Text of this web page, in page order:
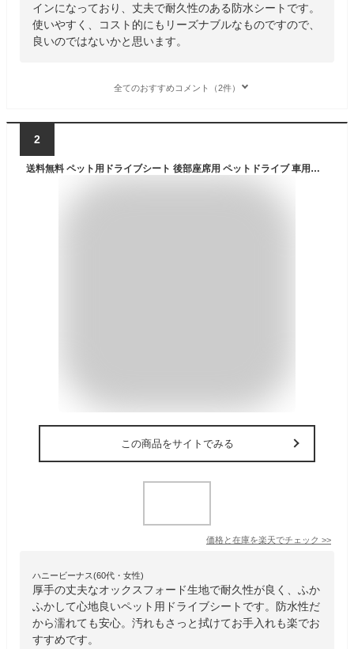
インになっており、丈夫で耐久性のある防水シートです。
使いやすく、コスト的にもリーズナブルなものですので、
良いのではないかと思います。
全てのおすすめコメント（2件）
2
送料無料 ペット用ドライブシート 後部座席用 ペットドライブ 車用ペットシート 座席 取り外し可能 滑り止め 折り畳み式 可視メッシュ窓 防水シート 柴犬/ブルドッグ/ゴールデンレトリバー 小型、中型、大型ペット 大型犬 猫 全車種用
この商品をサイトでみる
価格と在庫を楽天でチェック >>
ハニービーナス(60代・女性)
厚手の丈夫なオックスフォード生地で耐久性が良く、ふか
ふかして心地良いペット用ドライブシートです。防水性だ
から濡れても安心。汚れもさっと拭けてお手入れも楽でお
すすめです。